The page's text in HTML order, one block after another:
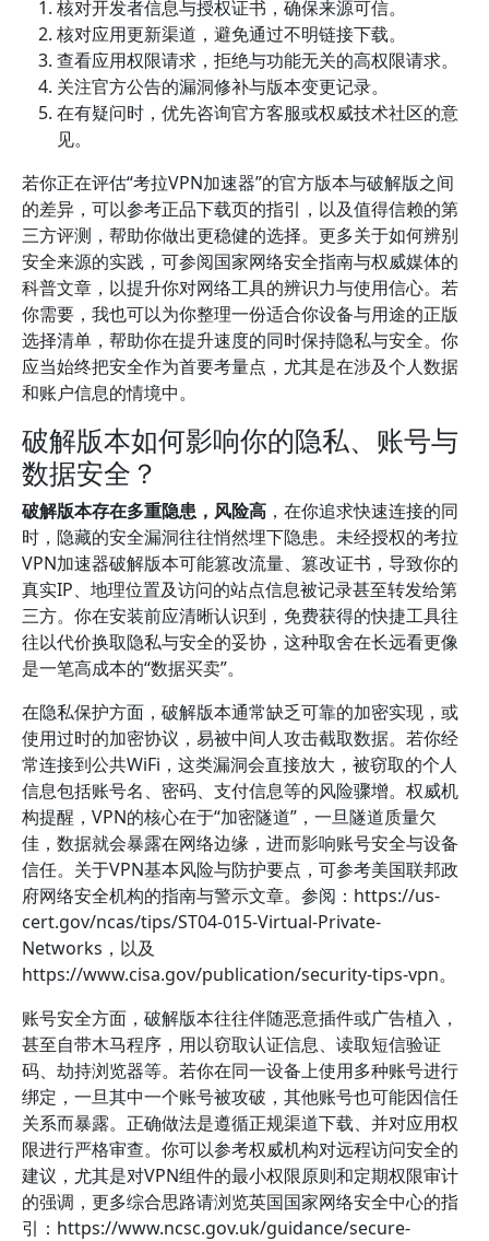
核对开发者信息与授权证书，确保来源可信。
核对应用更新渠道，避免通过不明链接下载。
查看应用权限请求，拒绝与功能无关的高权限请求。
关注官方公告的漏洞修补与版本变更记录。
在有疑问时，优先咨询官方客服或权威技术社区的意
见。
若你正在评估“考拉VPN加速器”的官方版本与破解版之间
的差异，可以参考正品下载页的指引，以及值得信赖的第
三方评测，帮助你做出更稳健的选择。更多关于如何辨别
安全来源的实践，可参阅国家网络安全指南与权威媒体的
科普文章，以提升你对网络工具的辨识力与使用信心。若
你需要，我也可以为你整理一份适合你设备与用途的正版
选择清单，帮助你在提升速度的同时保持隐私与安全。你
应当始终把安全作为首要考量点，尤其是在涉及个人数据
和账户信息的情境中。
破解版本如何影响你的隐私、账号与
数据安全？
破解版本存在多重隐患，风险高 ，在你追求快速连接的同
时，隐藏的安全漏洞往往悄然埋下隐患。未经授权的考拉
VPN加速器破解版本可能篡改流量、篡改证书，导致你的
真实IP、地理位置及访问的站点信息被记录甚至转发给第
三方。你在安装前应清晰认识到，免费获得的快捷工具往
往以代价换取隐私与安全的妥协，这种取舍在长远看更像
是一笔高成本的“数据买卖”。
在隐私保护方面，破解版本通常缺乏可靠的加密实现，或
使用过时的加密协议，易被中间人攻击截取数据。若你经
常连接到公共WiFi，这类漏洞会直接放大，被窃取的个人
信息包括账号名、密码、支付信息等的风险骤增。权威机
构提醒，VPN的核心在于“加密隧道”，一旦隧道质量欠
佳，数据就会暴露在网络边缘，进而影响账号安全与设备
信任。关于VPN基本风险与防护要点，可参考美国联邦政
府网络安全机构的指南与警示文章。参阅：https://us-
cert.gov/ncas/tips/ST04-015-Virtual-Private-
Networks，以及
https://www.cisa.gov/publication/security-tips-vpn。
账号安全方面，破解版本往往伴随恶意插件或广告植入，
甚至自带木马程序，用以窃取认证信息、读取短信验证
码、劫持浏览器等。若你在同一设备上使用多种账号进行
绑定，一旦其中一个账号被攻破，其他账号也可能因信任
关系而暴露。正确做法是遵循正规渠道下载、并对应用权
限进行严格审查。你可以参考权威机构对远程访问安全的
建议，尤其是对VPN组件的最小权限原则和定期权限审计
的强调，更多综合思路请浏览英国国家网络安全中心的指
引：https://www.ncsc.gov.uk/guidance/secure-